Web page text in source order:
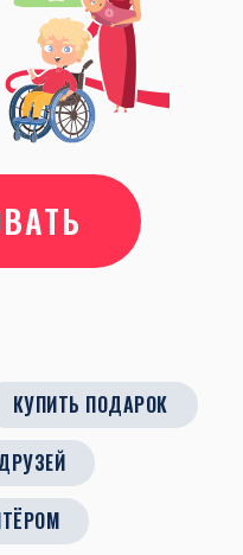
КУПИТЬ ПОДАРОК